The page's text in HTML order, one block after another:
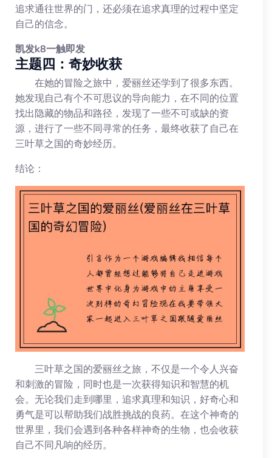
追求通往世界的门，还必须在追求真理的过程中坚定
自己的信念。
凯发k8一触即发
主题四：奇妙收获
在她的冒险之旅中，爱丽丝还学到了很多东西。
她发现自己有个不可思议的导向能力，在不同的位置
找出隐藏的物品和路径，发现了一些不可或缺的资
源，进行了一些不同寻常的任务，最终收获了自己在
三叶草之国的奇妙经历。
结论：
三叶草之国的爱丽丝之旅，不仅是一个令人兴奋
和刺激的冒险，同时也是一次获得知识和智慧的机
会。无论我们走到哪里，追求真理和知识，好奇心和
勇气是可以帮助我们战胜挑战的良药。在这个神奇的
世界里，我们会遇到各种各样神奇的生物，也会收获
自己不同凡响的经历。